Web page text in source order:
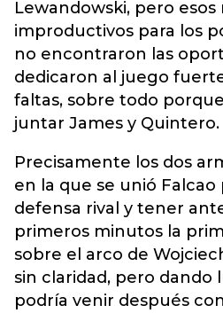
Lewandowski, pero
improductivos para los
no encontraron las
dedicaron al juego
faltas, sobre todo
juntar James y Quintero.
Precisamente los dos
en la que se unió Falcao
defensa rival y tener
primeros minutos la
sobre el arco de
sin claridad, pero dando
podría venir después